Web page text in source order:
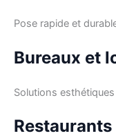
Pose rapide et
Bureaux et
Solutions